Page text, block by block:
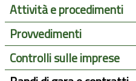
Attività e procedimenti
Provvedimenti
Controlli sulle imprese